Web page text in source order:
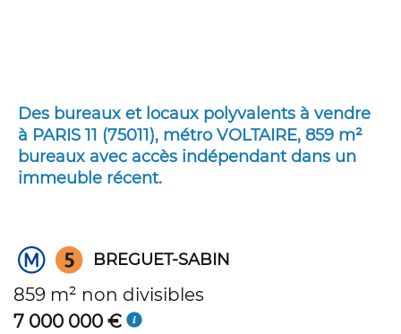
Des bureaux et locaux polyvalents à vendre
à PARIS 11 (75011), métro VOLTAIRE, 859 m²
bureaux avec accès indépendant dans un
immeuble récent.
BREGUET-SABIN
859 m² non divisibles
7 000 000 €